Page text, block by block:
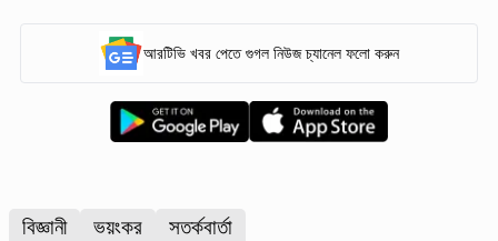
আরটিভি খবর পেতে গুগল নিউজ চ্যানেল ফলো করুন
বিজ্ঞানী ভয়ংকর সতর্কবার্তা